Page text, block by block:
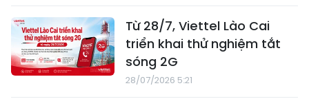
Từ 28/7, Viettel Lào Cai
triển khai thử nghiệm tắt
sóng 2G
28/07/2026 5:21